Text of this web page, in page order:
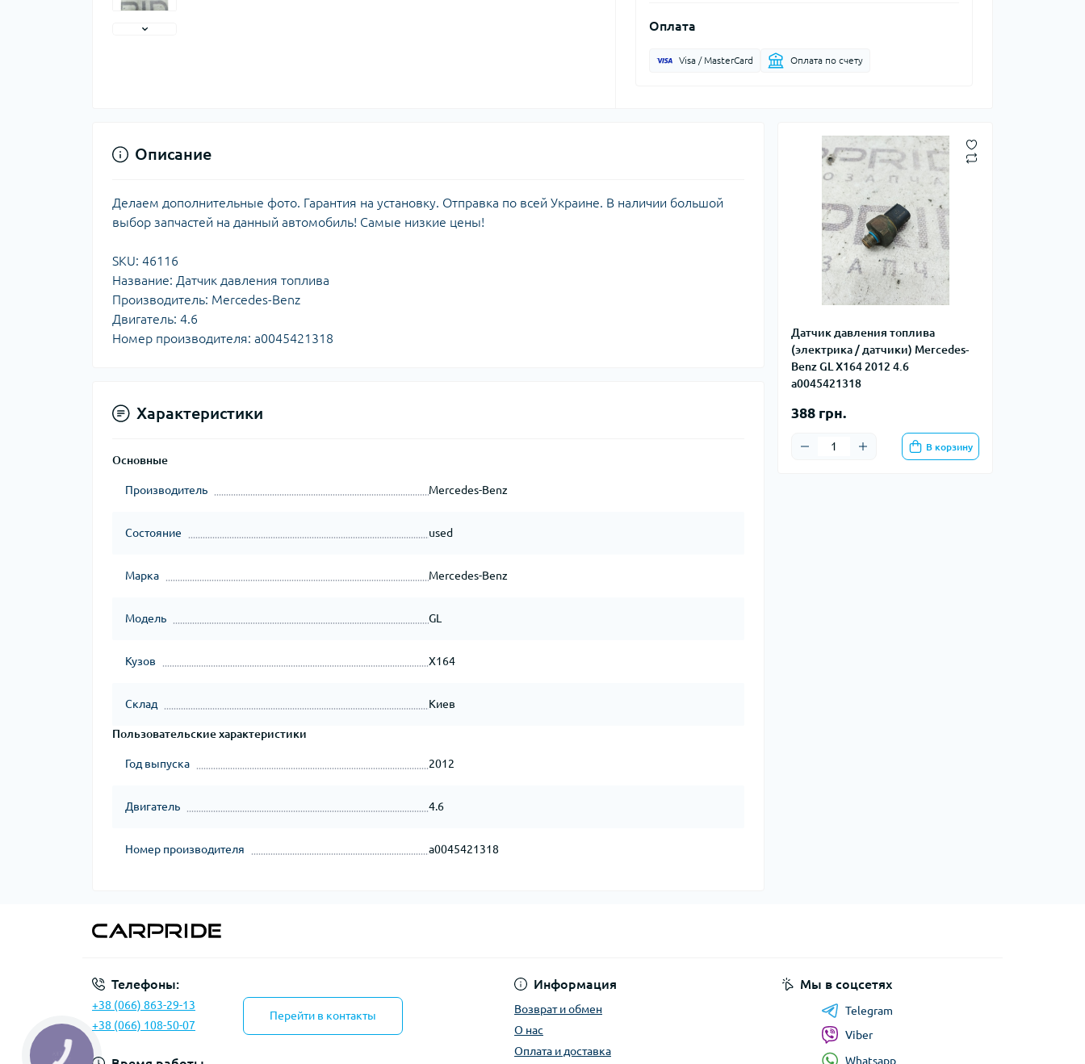
Оплата
Visa / MasterCard Оплата по счету
Датчик давления топлива
(электрика / датчики) Mercedes-
Benz GL X164 2012 4.6
a0045421318
388 грн.
В корзину
Описание
Делаем дополнительные фото. Гарантия на установку. Отправка по всей Украине. В наличии большой
выбор запчастей на данный автомобиль! Самые низкие цены!
SKU: 46116
Название: Датчик давления топлива
Производитель: Mercedes-Benz
Двигатель: 4.6
Номер производителя: a0045421318
Характеристики
Основные
Производитель Mercedes-Benz
Состояние used
Марка Mercedes-Benz
Модель GL
Кузов X164
Склад Киев
Пользовательские характеристики
Год выпуска 2012
Двигатель 4.6
Номер производителя a0045421318
Телефоны:
+38 (066) 863-29-13
+38 (066) 108-50-07
Перейти в контакты
Информация
Возврат и обмен
О нас
Оплата и доставка
Мы в соцсетях
Telegram
Viber
Whatsapp
КНОПКА
ЗВ'ЯЗКУ